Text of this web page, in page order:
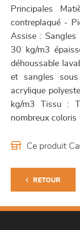
Principales
contreplaqué -
Assise : Sangles
30 kg/m3
déhoussable
et sangles
acrylique
kg/m3 Tissu :
nombreux coloris
Ce produit
RETOUR